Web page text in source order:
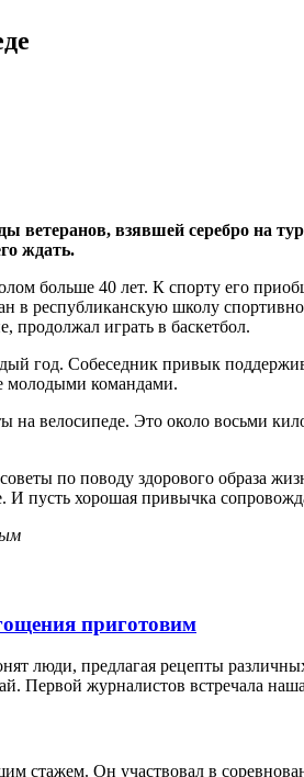
ветеранов, взявшей серебро на
ждать.
больше 40 лет. К спорту его
в республиканскую школу
продолжал играть в баскетбол.
год. Собеседник привык
молодыми командами.
на велосипеде. Это около восьми
по поводу здорового образа
пусть хорошая привычка
приготовим
люди, предлагая рецепты
Первой журналистов встречала
стажем. Он участвовал в